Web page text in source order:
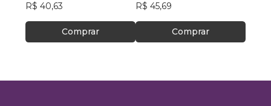
R$ 40,63
Comprar
R$ 45,69
Comprar